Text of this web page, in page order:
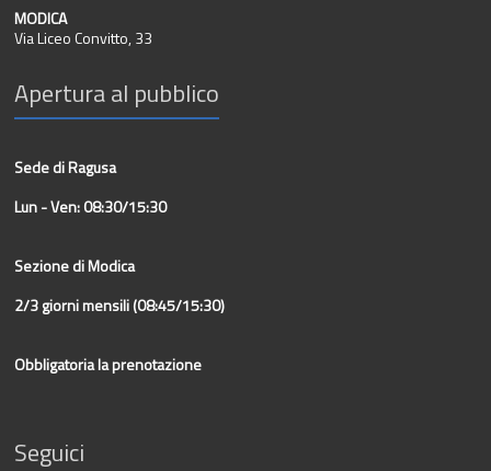
MODICA
Via Liceo Convitto, 33
Apertura al pubblico
Sede di Ragusa
Lun - Ven: 08:30/15:30
Sezione di Modica
2/3 giorni mensili (08:45/15:30)
Obbligatoria la prenotazione
Seguici